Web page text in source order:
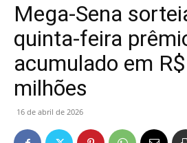
Mega-Sena
quinta-feira
acumulado em
milhões
16 de abril de 2026